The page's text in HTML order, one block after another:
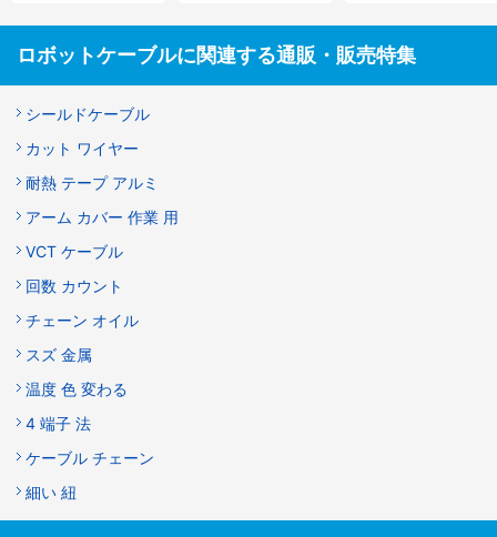
ロボットケーブルに関連する通販・販売特集
シールドケーブル
カット ワイヤー
耐熱 テープ アルミ
アーム カバー 作業 用
VCT ケーブル
回数 カウント
チェーン オイル
スズ 金属
温度 色 変わる
4 端子 法
ケーブル チェーン
細い 紐